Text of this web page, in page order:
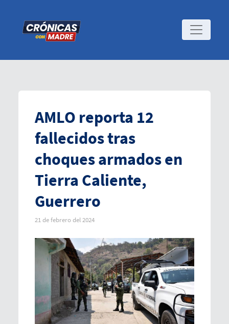
AMLO reporta 12
fallecidos tras
choques armados en
Tierra Caliente,
Guerrero
21 de febrero del 2024